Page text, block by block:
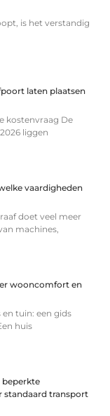
is het verstandig
laten plaatsen
kostenvraag De
liggen
vaardigheden
doet veel meer
machines,
wooncomfort en
tuin: een gids
huis
beperkte
standaard transport